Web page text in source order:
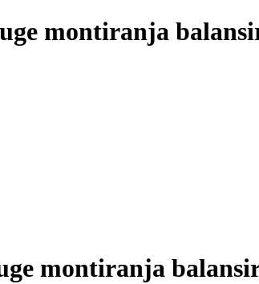
montiranja
montiranja